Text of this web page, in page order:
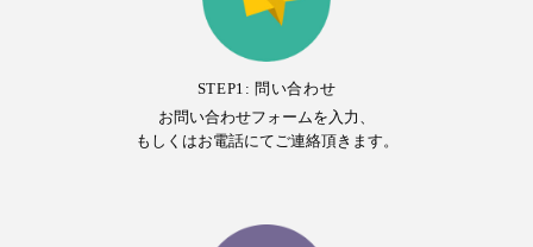
STEP1: 問い合わせ
お問い合わせフォームを入力、
もしくはお電話にてご連絡頂きます。